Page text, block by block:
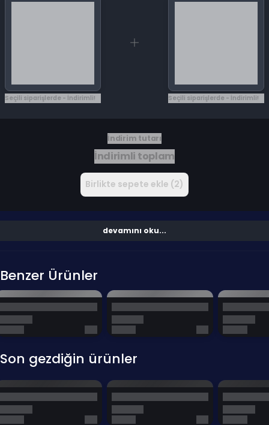
Seçili siparişlerde - İndirimli! Seçili siparişlerde - İndirimli!
İndirim tutarı
İndirimli toplam
Birlikte sepete ekle (2)
devamını oku...
Benzer Ürünler
Son gezdiğin ürünler